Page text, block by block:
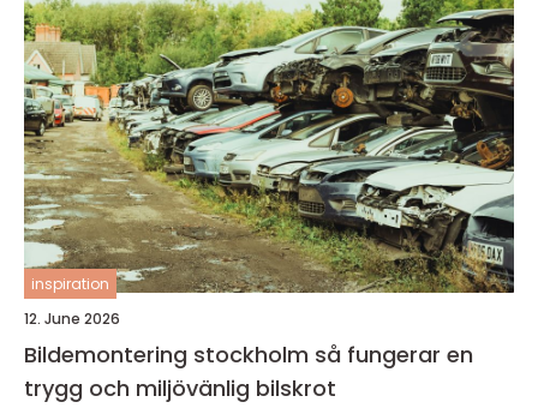
inspiration
12. June 2026
Bildemontering stockholm så fungerar en
trygg och miljövänlig bilskrot